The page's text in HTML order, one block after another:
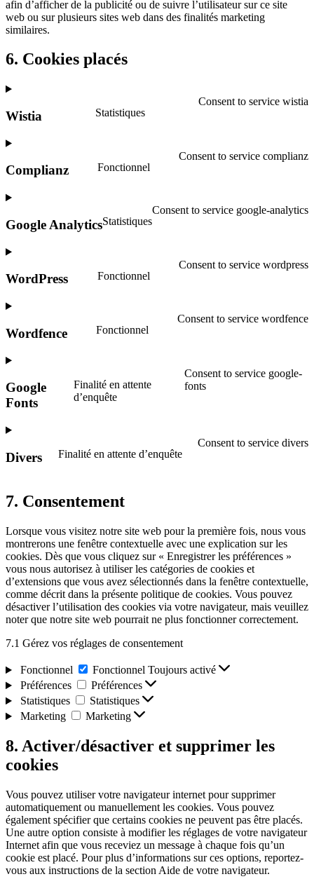
afin d’afficher de la publicité ou de suivre l’utilisateur sur ce site
web ou sur plusieurs sites web dans des finalités marketing
similaires.
6. Cookies placés
Wistia Statistiques
Consent to service wistia
Complianz Fonctionnel
Consent to service complianz
Google AnalyticsStatistiques
Consent to service google-analytics
WordPress Fonctionnel
Consent to service wordpress
Wordfence Fonctionnel
Consent to service wordfence
Google
Fonts
Finalité en attente
d’enquête
Consent to service google-
fonts
Divers Finalité en attente d’enquête
Consent to service divers
7. Consentement
Lorsque vous visitez notre site web pour la première fois, nous vous
montrerons une fenêtre contextuelle avec une explication sur les
cookies. Dès que vous cliquez sur « Enregistrer les préférences »
vous nous autorisez à utiliser les catégories de cookies et
d’extensions que vous avez sélectionnés dans la fenêtre contextuelle,
comme décrit dans la présente politique de cookies. Vous pouvez
désactiver l’utilisation des cookies via votre navigateur, mais veuillez
noter que notre site web pourrait ne plus fonctionner correctement.
7.1 Gérez vos réglages de consentement
Fonctionnel Fonctionnel Toujours activé
Préférences
Préférences
Statistiques
Statistiques
Marketing
Marketing
8. Activer/désactiver et supprimer les
cookies
Vous pouvez utiliser votre navigateur internet pour supprimer
automatiquement ou manuellement les cookies. Vous pouvez
également spécifier que certains cookies ne peuvent pas être placés.
Une autre option consiste à modifier les réglages de votre navigateur
Internet afin que vous receviez un message à chaque fois qu’un
cookie est placé. Pour plus d’informations sur ces options, reportez-
vous aux instructions de la section Aide de votre navigateur.